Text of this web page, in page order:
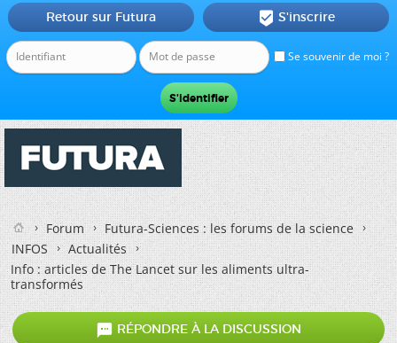
Se souvenir de moi ?
Retour sur Futura  S'inscrire
Forum
Futura-Sciences : les forums de la science
INFOS
Actualités
Info : articles de The Lancet sur les aliments ultra-
transformés
 RÉPONDRE À LA DISCUSSION